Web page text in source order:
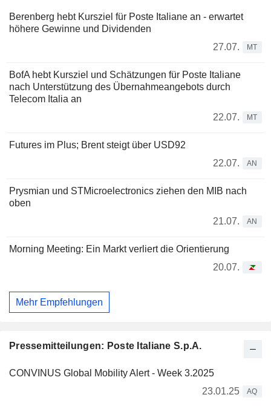
Berenberg hebt Kursziel für Poste Italiane an - erwartet
höhere Gewinne und Dividenden
27.07.
MT
BofA hebt Kursziel und Schätzungen für Poste Italiane
nach Unterstützung des Übernahmeangebots durch
Telecom Italia an
22.07.
MT
Futures im Plus; Brent steigt über USD92
22.07.
AN
Prysmian und STMicroelectronics ziehen den MIB nach
oben
21.07.
AN
Morning Meeting: Ein Markt verliert die Orientierung
20.07.
Mehr Empfehlungen
Pressemitteilungen: Poste Italiane S.p.A.
CONVINUS Global Mobility Alert - Week 3.2025
23.01.25
AQ